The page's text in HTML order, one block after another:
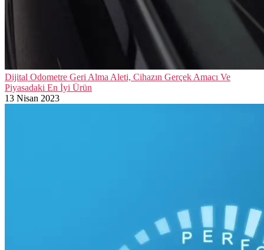
Dijital Odometre Geri Alma Aleti, Cihazın Gerçek Amacı Ve
Piyasadaki En İyi Ürün
13 Nisan 2023